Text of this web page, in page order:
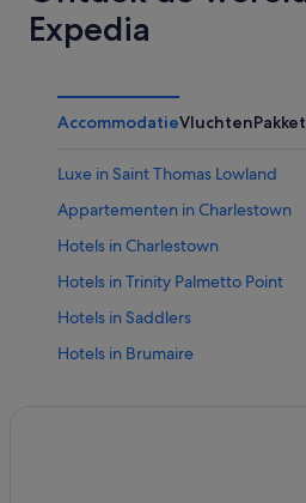
Expedia
AccommodatieVluchten
Luxe in Saint Thomas Lowland
Appartementen in Charlestown
Hotels in Charlestown
Hotels in Trinity Palmetto Point
Hotels in Saddlers
Hotels in Brumaire